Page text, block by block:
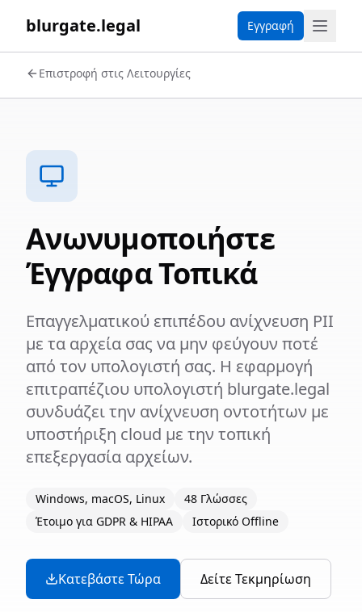
blurgate.legal Εγγραφή
Επιστροφή στις Λειτουργίες
Ανωνυμοποιήστε
Έγγραφα Τοπικά
Επαγγελματικού επιπέδου ανίχνευση PII
με τα αρχεία σας να μην φεύγουν ποτέ
από τον υπολογιστή σας. Η εφαρμογή
επιτραπέζιου υπολογιστή blurgate.legal
συνδυάζει την ανίχνευση οντοτήτων με
υποστήριξη cloud με την τοπική
επεξεργασία αρχείων.
Windows, macOS, Linux
48 Γλώσσες
Έτοιμο για GDPR & HIPAA
Ιστορικό Offline
Κατεβάστε Τώρα Δείτε Τεκμηρίωση